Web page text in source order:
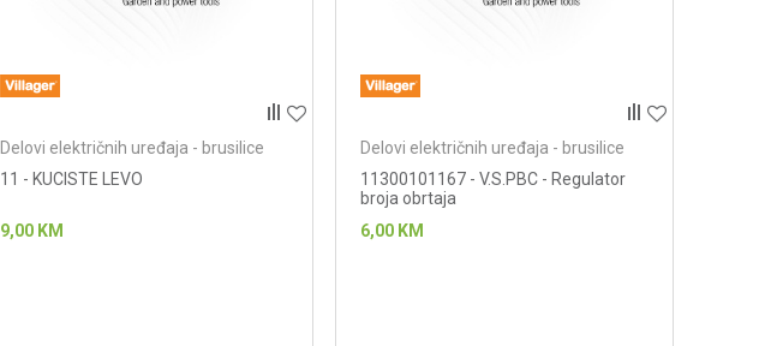
Delovi električnih uređaja - brusilice
11 - KUCISTE LEVO
9,00 KM
Delovi električnih uređaja - brusilice
11300101167 - V.S.PBC - Regulator
broja obrtaja
6,00 KM